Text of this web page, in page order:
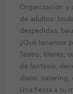
Organización y
de adultos:
despedidas,
¿Qué tenemos
Teatro, títeres,
de fantasía,
disco, catering,
Una fiesta a tu